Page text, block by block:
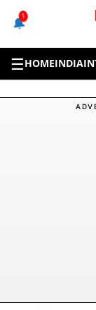
Skip
🔔
1
☰HOMEINDIA